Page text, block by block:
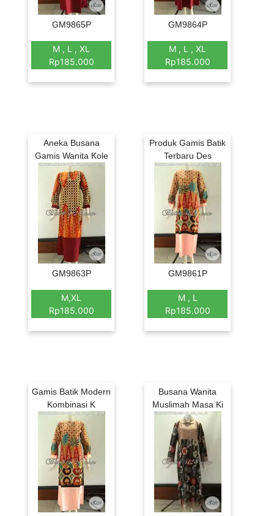
GM9865P
M , L , XL
Rp185.000
GM9864P
M , L , XL
Rp185.000
Aneka Busana
Gamis Wanita Kole
GM9863P
M,XL
Rp185.000
Produk Gamis Batik
Terbaru Des
GM9861P
M , L
Rp185.000
Gamis Batik Modern
Kombinasi K
Busana Wanita
Muslimah Masa Ki